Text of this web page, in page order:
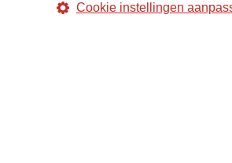
Cookie instellingen